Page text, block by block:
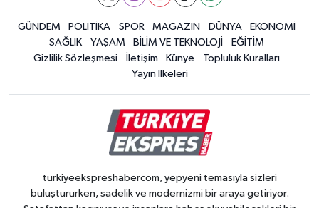
GÜNDEM POLİTİKA SPOR MAGAZİN DÜNYA
EKONOMİ
SAĞLIK
YAŞAM BİLİM VE TEKNOLOJİ
EĞİTİM
Gizlilik Sözleşmesi
İletişim Künye
Topluluk Kuralları
Yayın İlkeleri
turkiyeekspreshabercom, yepyeni temasıyla sizleri
buluştururken, sadelik ve modernizmi bir araya getiriyor.